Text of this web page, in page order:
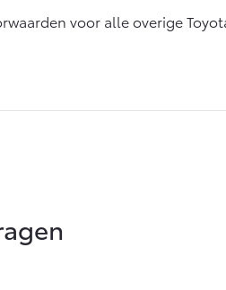
voor alle overige